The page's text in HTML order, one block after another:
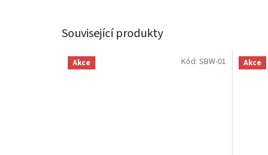
Související produkty
Akce Kód: SBW-01 Akce